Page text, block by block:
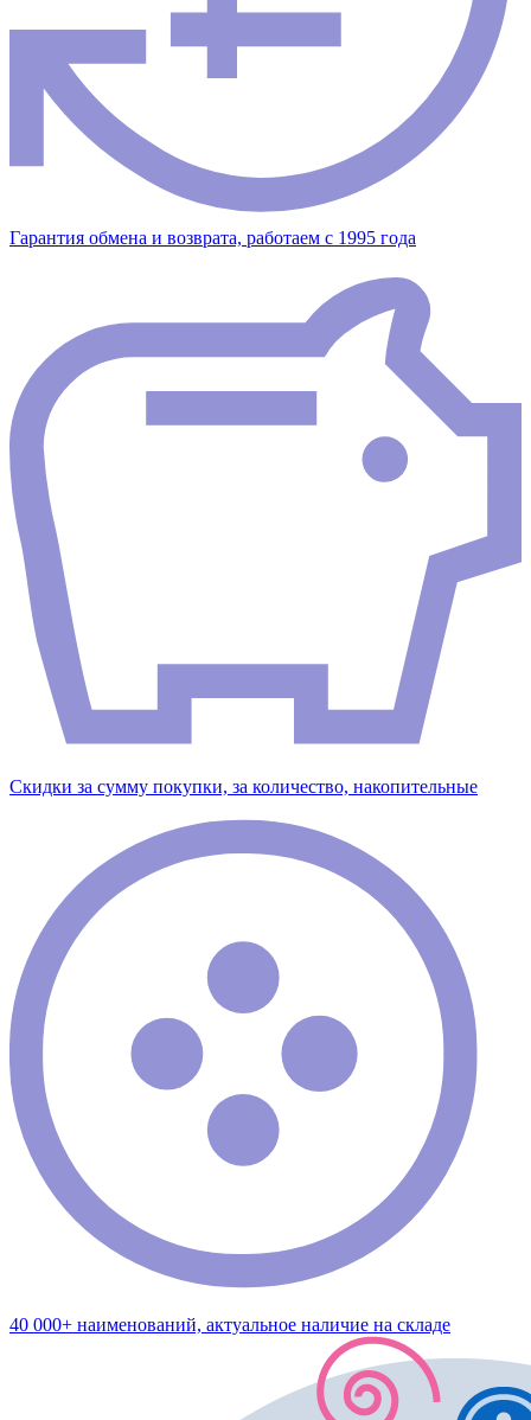
Гарантия обмена и возврата, работаем с 1995 года
Скидки за сумму покупки, за количество, накопительные
40 000+ наименований, актуальное наличие на складе